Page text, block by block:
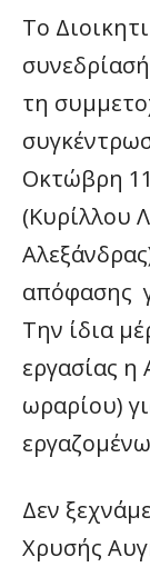
Το
τη
Οκτώβρη
(Κυρίλλου
απόφασης
Την ίδια
εργασίας
ωραρίου)
Δεν
Χρυσής